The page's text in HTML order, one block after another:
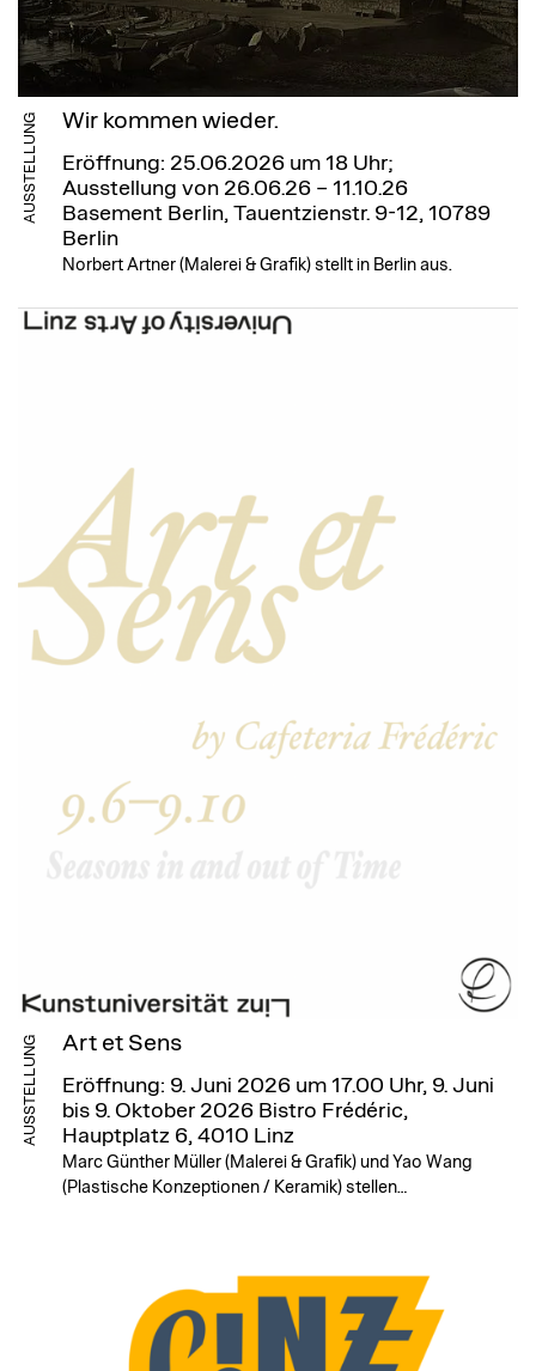
AUSSTELLUNG Wir kommen wieder.
Eröffnung: 25.06.2026 um 18 Uhr;
Ausstellung von 26.06.26 – 11.10.26
Basement Berlin, Tauentzienstr. 9-12, 10789
Berlin
Norbert Artner (Malerei & Grafik) stellt in Berlin aus.
AUSSTELLUNG Art et Sens
Eröffnung: 9. Juni 2026 um 17.00 Uhr, 9. Juni
bis 9. Oktober 2026 Bistro Frédéric,
Hauptplatz 6, 4010 Linz
Marc Günther Müller (Malerei & Grafik) und Yao Wang
(Plastische Konzeptionen / Keramik) stellen…